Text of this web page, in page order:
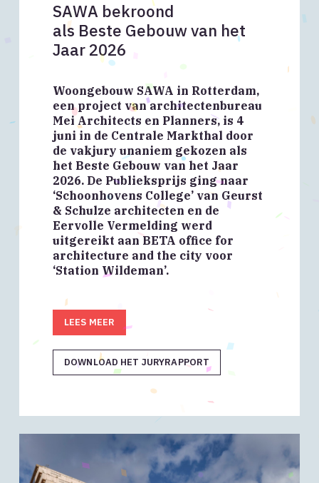
SAWA bekroond
als Beste Gebouw van het
Jaar 2026
Woongebouw SAWA in Rotterdam,
een project van architectenbureau
Mei Architects en Planners, is 4
juni in de Centrale Markthal door
de vakjury unaniem gekozen als
het Beste Gebouw van het Jaar
2026. De Publieksprijs ging naar
‘Schoonhovens College’ van Geurst
& Schulze architecten en de
Eervolle Vermelding werd
uitgereikt aan BETA office for
architecture and the city voor
‘Station Wildeman’.
LEES MEER
DOWNLOAD HET JURYRAPPORT